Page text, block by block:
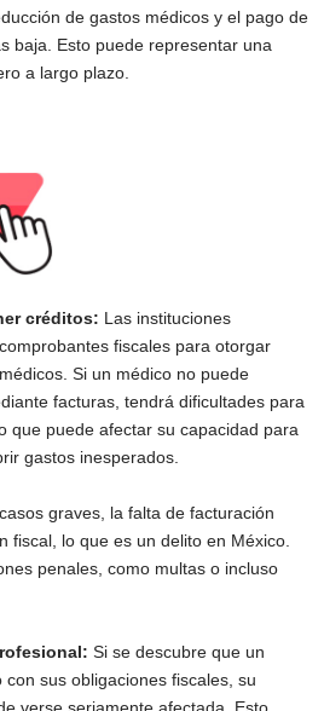
de gastos médicos y el pago de
baja. Esto puede representar una
a largo plazo.
créditos: Las instituciones
fiscales para otorgar
Si un médico no puede
facturas, tendrá dificultades para
que puede afectar su capacidad para
gastos inesperados.
graves, la falta de facturación
fiscal, lo que es un delito en México.
penales, como multas o incluso
Si se descubre que un
sus obligaciones fiscales, su